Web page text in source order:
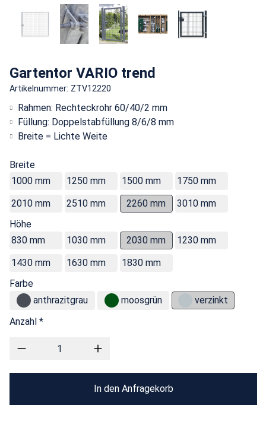
Gartentor VARIO trend
Artikelnummer: ZTV12220
Rahmen: Rechteckrohr 60/40/2 mm
Füllung: Doppelstabfüllung 8/6/8 mm
Breite = Lichte Weite
Breite
1000 mm
1250 mm 1500 mm
1750 mm
2010 mm
2510 mm 2260 mm
3010 mm
Höhe
830 mm
1030 mm 2030 mm
1230 mm
1430 mm
1630 mm
1830 mm
Farbe
anthrazitgrau
moosgrün
verzinkt
Anzahl *
In den Anfragekorb